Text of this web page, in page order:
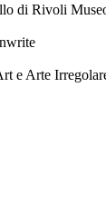
di Rivoli
e Arte